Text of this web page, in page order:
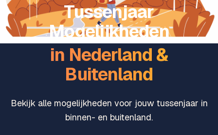
Tussenjaar
Mogelijkheden
in Nederland &
Buitenland
Bekijk alle mogelijkheden voor jouw tussenjaar in
binnen- en buitenland.